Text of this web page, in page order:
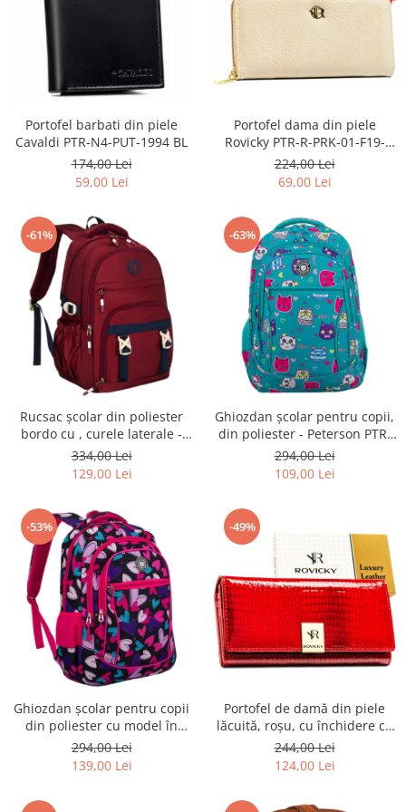
Portofel barbati din piele
Cavaldi PTR-N4-PUT-1994 BL
174,00 Lei
59,00 Lei
Portofel dama din piele
Rovicky PTR-R-PRK-01-F19-
2757 BE
224,00 Lei
69,00 Lei
-61%
Rucsac școlar din poliester
bordo cu , curele laterale -
Peterson PTR-PTN 8594-1402
BORDO
334,00 Lei
129,00 Lei
-63%
Ghiozdan școlar pentru copii,
din poliester - Peterson PTR-
PTN BIEDRONKA G28
294,00 Lei
109,00 Lei
-53%
Ghiozdan școlar pentru copii
din poliester cu model în
formă de inimă - Peterson
PTR-PTN BIEDRONKA G54
294,00 Lei
139,00 Lei
-49%
Portofel de damă din piele
lăcuită, roșu, cu închidere cu
capsă - Rovicky PTR-RH-22-1-
RS RED
244,00 Lei
124,00 Lei